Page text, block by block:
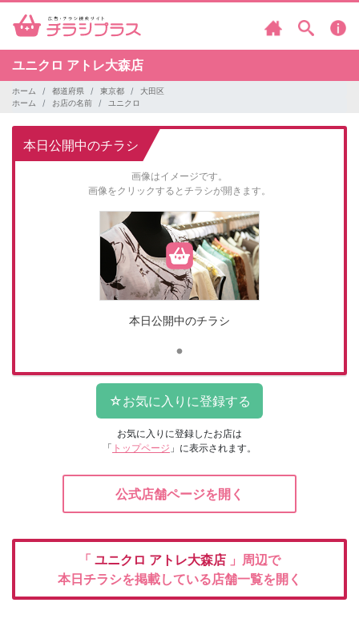
ユニクロ アトレ大森店
ホーム 都道府県 東京都
大田区
ホーム
お店の名前 ユニクロ
本日公開中のチラシ
画像はイメージです。
画像をクリックするとチラシが開きます。
本日公開中のチラシ
お気に入りに登録したお店は
「 トップページ 」に表示されます。
公式店舗ページを開く
「 ユニクロ アトレ大森店 」周辺で
本日チラシを掲載している店舗一覧を開く